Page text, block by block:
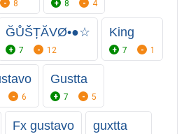
8 8 4
ĞŮŠȚĂVØ•●☆
7 12
King
7 1
6
Gustta
7 5
Fx gustavo guxtta